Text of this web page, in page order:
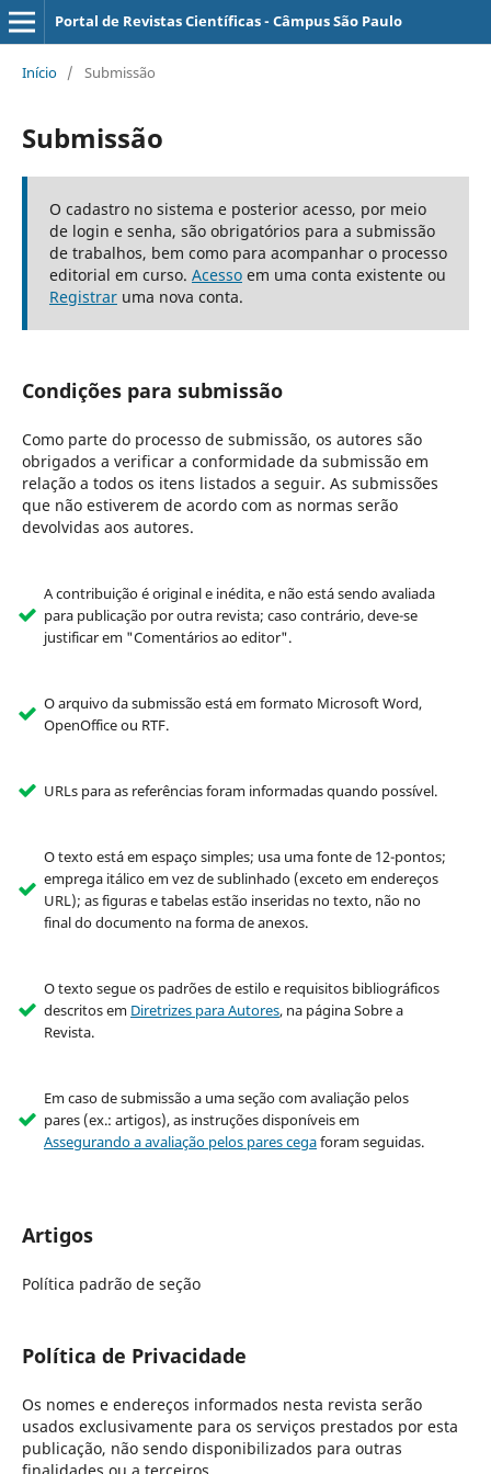
Portal de Revistas Científicas - Câmpus São Paulo
Início / Submissão
Submissão
O cadastro no sistema e posterior acesso, por meio
de login e senha, são obrigatórios para a submissão
de trabalhos, bem como para acompanhar o processo
editorial em curso. Acessoem uma conta existente ou
Registraruma nova conta.
Condições para submissão
Como parte do processo de submissão, os autores são
obrigados a verificar a conformidade da submissão em
relação a todos os itens listados a seguir. As submissões
que não estiverem de acordo com as normas serão
devolvidas aos autores.
A contribuição é original e inédita, e não está sendo avaliada
para publicação por outra revista; caso contrário, deve-se
justificar em "Comentários ao editor".
O arquivo da submissão está em formato Microsoft Word,
OpenOffice ou RTF.
URLs para as referências foram informadas quando possível.
O texto está em espaço simples; usa uma fonte de 12-pontos;
emprega itálico em vez de sublinhado (exceto em endereços
URL); as figuras e tabelas estão inseridas no texto, não no
final do documento na forma de anexos.
O texto segue os padrões de estilo e requisitos bibliográficos
descritos em Diretrizes para Autores, na página Sobre a
Revista.
Em caso de submissão a uma seção com avaliação pelos
pares (ex.: artigos), as instruções disponíveis em
Assegurando a avaliação pelos pares cegaforam seguidas.
Artigos
Política padrão de seção
Política de Privacidade
Os nomes e endereços informados nesta revista serão
usados exclusivamente para os serviços prestados por esta
publicação, não sendo disponibilizados para outras